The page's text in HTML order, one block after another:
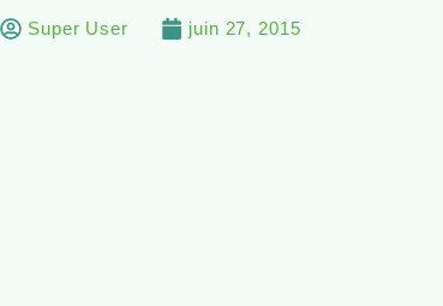
Super User juin 27, 2015